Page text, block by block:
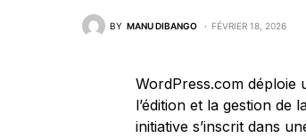
BY MANU DIBANGO FÉVRIER 18, 2026
WordPress.com
l’édition et la gestion de
initiative s’inscrit dans